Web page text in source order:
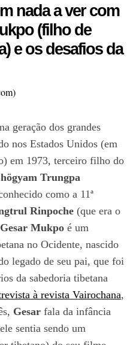
nada a ver com
(filho de
e os desafios da
geração dos grandes
nos Estados Unidos (em
em 1973, terceiro filho do
Trungpa
como a 11ª
Rinpoche (que era o
Gesar Mukpoé um
no Ocidente, nascido
legado de seu pai, que foi
da sabedoria tibetana
à revista Vairochana,
Gesarfala da infância
sentia sendo um